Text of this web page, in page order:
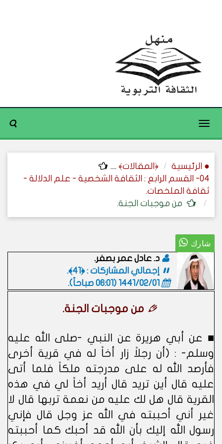
Toggle
● الرئيسية ﴿المقالات﴾ ....
04- القسم الرابع : الثقافة الشخصية - علم الدلالة -
ثقافة الملخصات.
من موجبات الجنة.
د. عادل عمر بصفر.
إجمالي المشاركات : ﴿41﴾.
1441/02/01 (06:01 صباحاً)
.
من موجبات الجنة.
■ عن أبي هريرة عن النبي -صلى الله عليه
وسلم- : (أن رجلاً زار أخاً له في قرية أخرى
فأرصد الله له على مدرجته ملكاً فلما أتى
عليه قال أين تريد قال أريد أخاً لي في هذه
القرية قال هل لك عليه من نعمة تربها قال لا
غير أني أحببته في الله عز وجل قال فإني
رسول الله إليك بأن الله قد أحبك كما أحببته